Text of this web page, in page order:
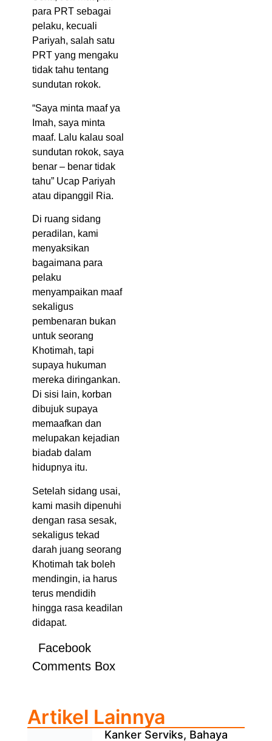
para PRT sebagai
pelaku, kecuali
Pariyah, salah satu
PRT yang mengaku
tidak tahu tentang
sundutan rokok.
“Saya minta maaf ya
Imah, saya minta
maaf. Lalu kalau soal
sundutan rokok, saya
benar – benar tidak
tahu” Ucap Pariyah
atau dipanggil Ria.
Di ruang sidang
peradilan, kami
menyaksikan
bagaimana para
pelaku
menyampaikan maaf
sekaligus
pembenaran bukan
untuk seorang
Khotimah, tapi
supaya hukuman
mereka diringankan.
Di sisi lain, korban
dibujuk supaya
memaafkan dan
melupakan kejadian
biadab dalam
hidupnya itu.
Setelah sidang usai,
kami masih dipenuhi
dengan rasa sesak,
sekaligus tekad
darah juang seorang
Khotimah tak boleh
mendingin, ia harus
terus mendidih
hingga rasa keadilan
didapat.
Facebook
Comments Box
Artikel Lainnya
Kanker Serviks, Bahaya